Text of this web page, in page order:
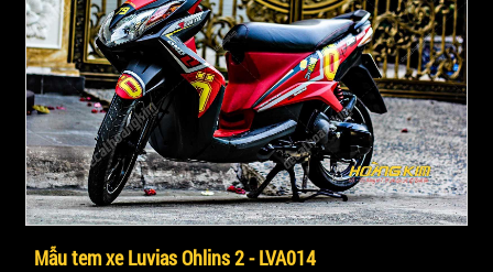
Mẫu tem xe Luvias Ohlins 2 - LVA014